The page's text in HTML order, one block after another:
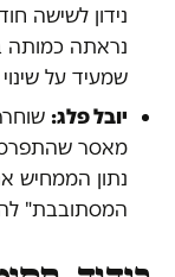
שמעיד על
יובל פלג:
מאסר
נתון הממחיש
המסתובבת"